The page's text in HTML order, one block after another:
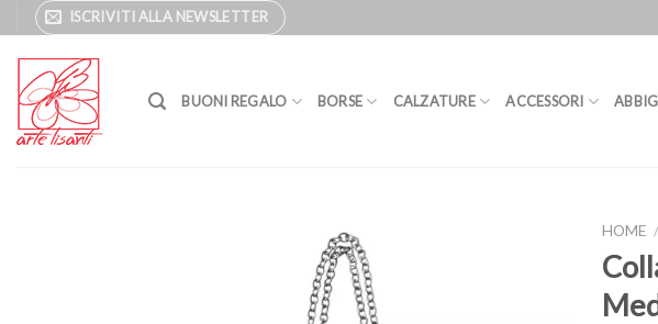
Salta
ai
contenuti
ISCRIVITI ALLA NEWSLETTER
BUONI REGALO BORSE CALZATURE ACCESSORI
HOME /